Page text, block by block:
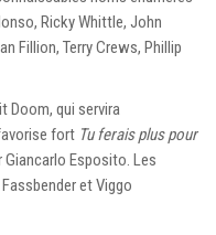
Ricky Whittle, John
Fillion, Terry Crews, Phillip
Doom, qui servira
fort Tu ferais plus pour
Esposito. Les
et Viggo